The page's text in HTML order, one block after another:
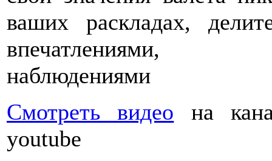
ваших раскладах,
впечатлениями,
наблюдениями
Смотреть видео на
youtube